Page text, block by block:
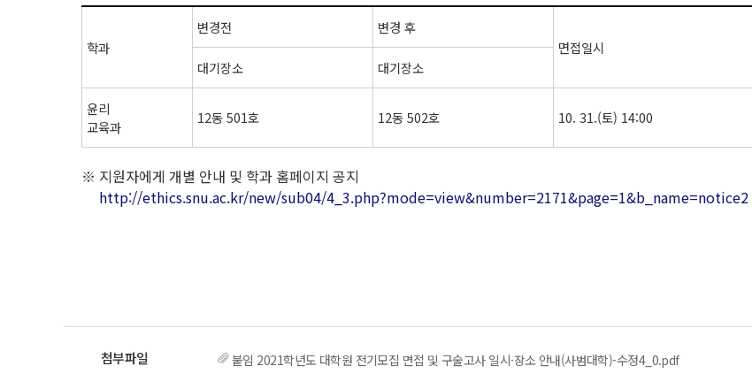
학과
변경전
변경 후
면접일시
대기장소
대기장소
윤리
교육과
12동 501호 12동 502호 10. 31.(토) 14:00
※ 지원자에게 개별 안내 및 학과 홈페이지 공지
http://ethics.snu.ac.kr/new/sub04/4_3.php?mode=view&number=2171&page=1&b_name=notice2
붙임 2021학년도 대학원 전기모집 면접 및 구술고사 일시·장소 안내(사범대학)-수정4_0.pdf